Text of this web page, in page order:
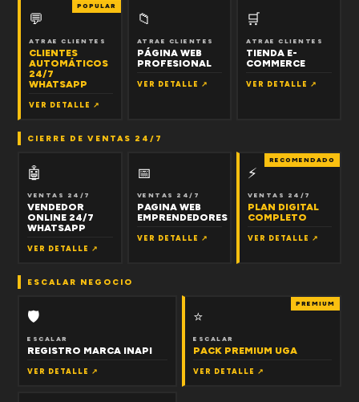
POPULAR
💬
ATRAE CLIENTES
CLIENTES
AUTOMÁTICOS
24/7
WHATSAPP
VER DETALLE ↗
📁
ATRAE CLIENTES
PÁGINA WEB
PROFESIONAL
VER DETALLE ↗
🛒
ATRAE CLIENTES
TIENDA E-
COMMERCE
VER DETALLE ↗
CIERRE DE VENTAS 24/7
🤖
VENTAS 24/7
VENDEDOR
ONLINE 24/7
WHATSAPP
VER DETALLE ↗
📅
VENTAS 24/7
PAGINA WEB
EMPRENDEDORES
VER DETALLE ↗
RECOMENDADO
⚡
VENTAS 24/7
PLAN DIGITAL
COMPLETO
VER DETALLE ↗
ESCALAR NEGOCIO
🛡
ESCALAR
REGISTRO MARCA INAPI
VER DETALLE ↗
PREMIUM
⭐
ESCALAR
PACK PREMIUM UGA
VER DETALLE ↗